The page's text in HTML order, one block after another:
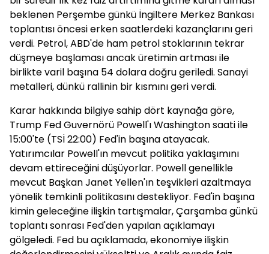
beklenen Perşembe günkü İngiltere Merkez Bankası
toplantısı öncesi erken saatlerdeki kazançlarını geri
verdi. Petrol, ABD'de ham petrol stoklarının tekrar
düşmeye başlaması ancak üretimin artması ile
birlikte varil başına 54 dolara doğru geriledi. Sanayi
metalleri, dünkü rallinin bir kısmını geri verdi.
Karar hakkında bilgiye sahip dört kaynağa göre,
Trump Fed Guvernörü Powell'ı Washington saati ile
15:00'te (TSİ 22:00) Fed'in başına atayacak.
Yatırımcılar Powell'ın mevcut politika yaklaşımını
devam ettireceğini düşüyorlar. Powell genellikle
mevcut Başkan Janet Yellen'ın teşvikleri azaltmaya
yönelik temkinli politikasını destekliyor. Fed'in başına
kimin geleceğine ilişkin tartışmalar, Çarşamba günkü
toplantı sonrası Fed'den yapılan açıklamayı
gölgeledi. Fed bu açıklamada, ekonomiye ilişkin